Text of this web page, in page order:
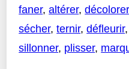
faner,altérer,décolorer
sécher,ternir,défleurir
sillonner, plisser,